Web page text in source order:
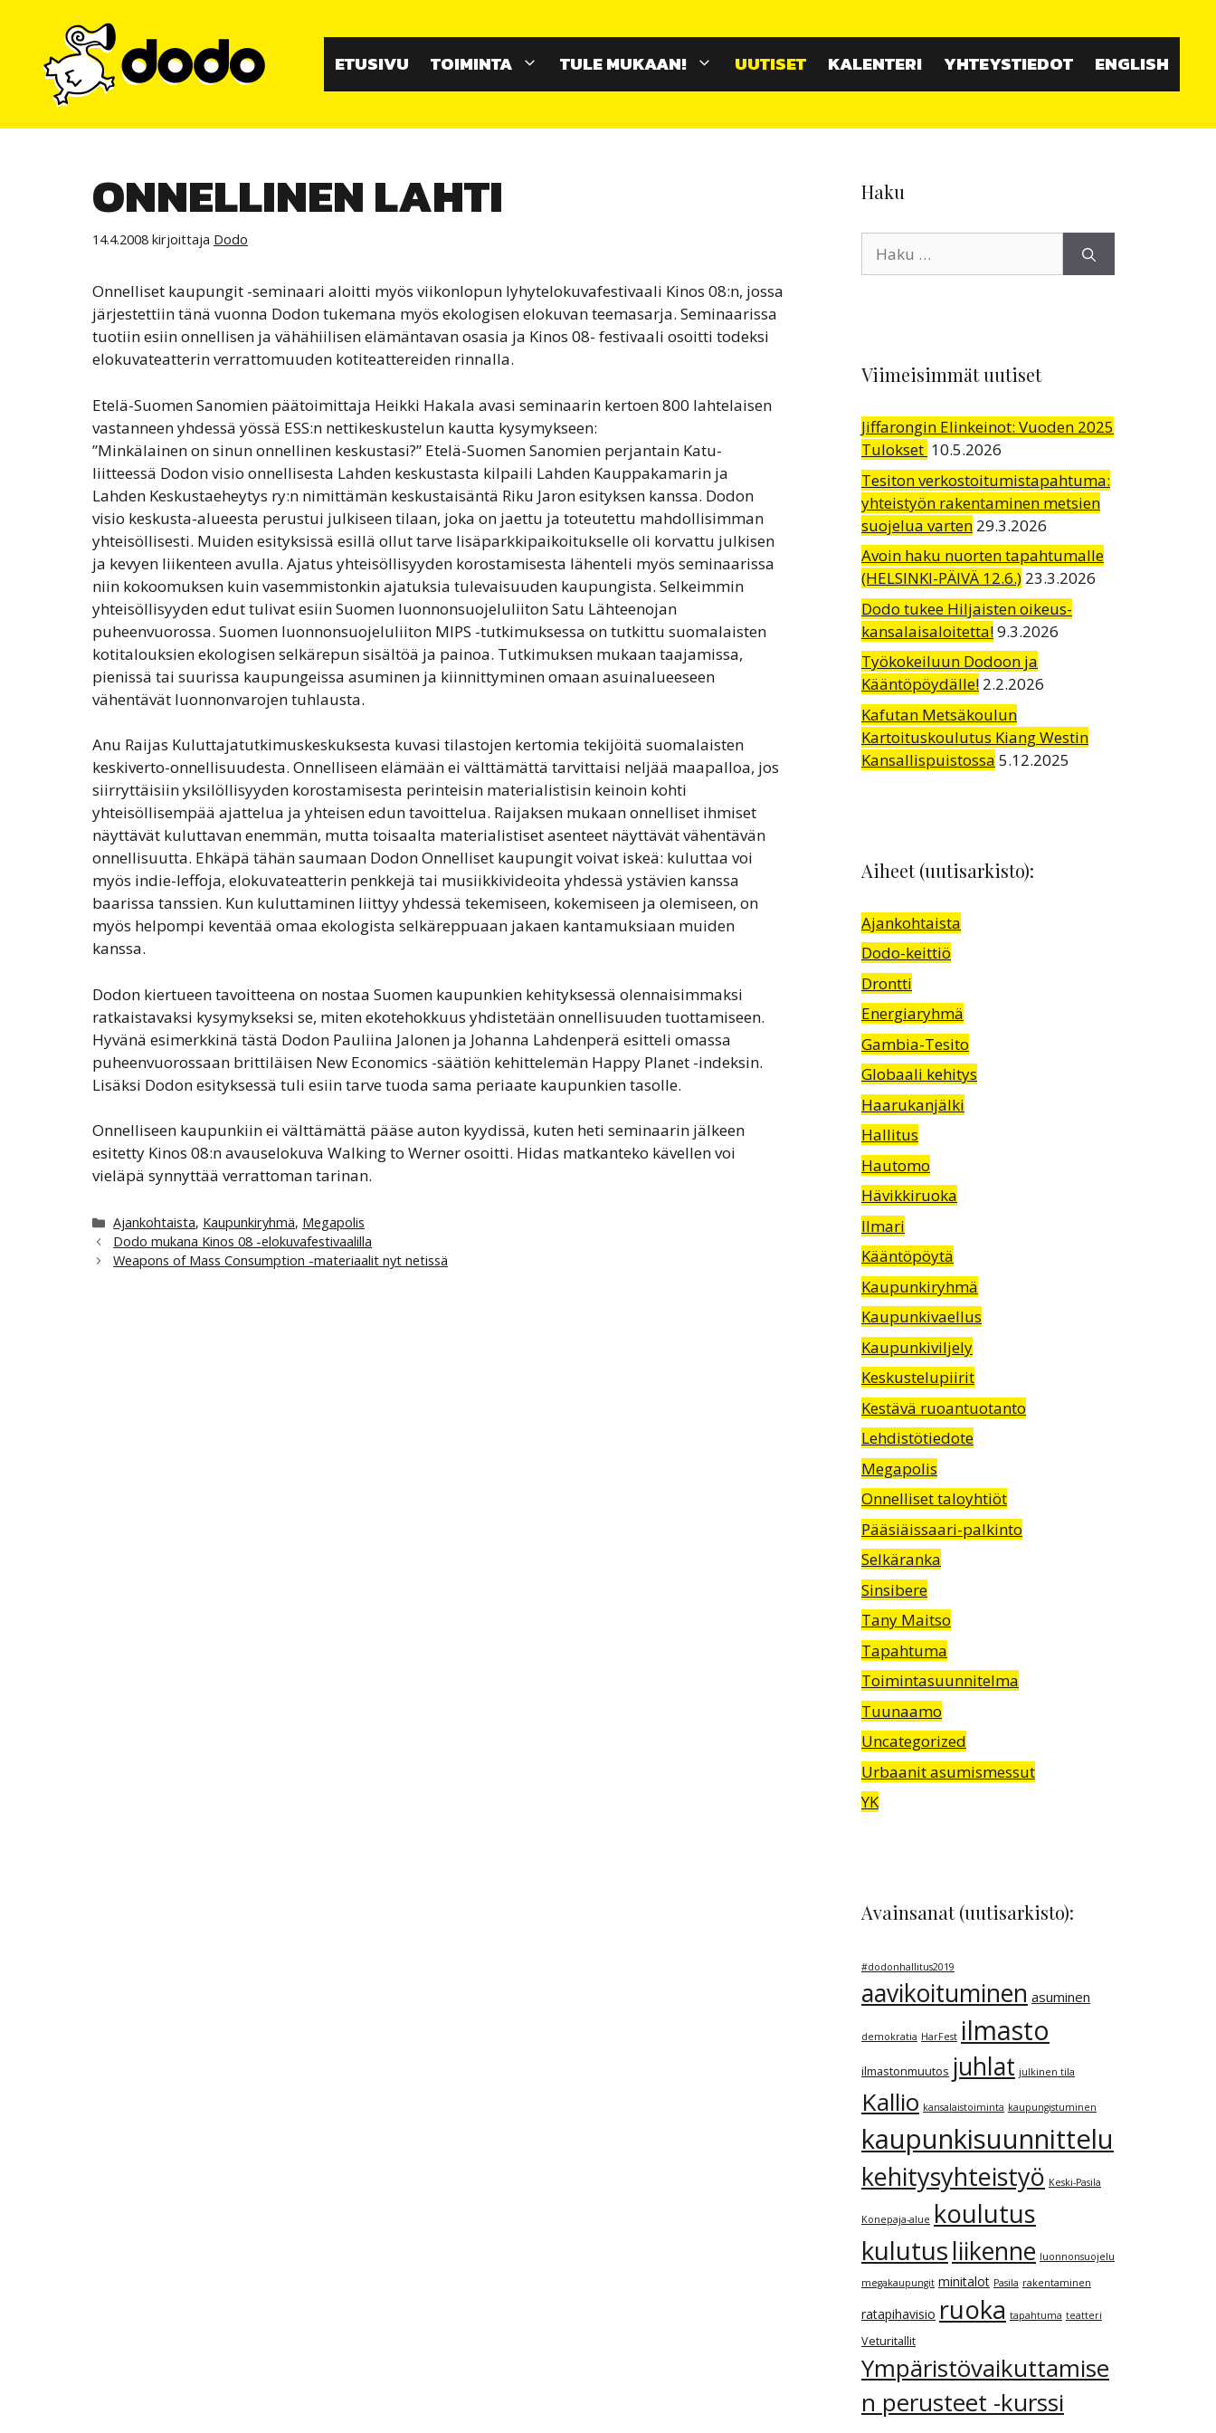
ETUSIVU TOIMINTA TULE MUKAAN! UUTISET KALENTERI YHTEYSTIEDOT ENGLISH
ONNELLINEN LAHTI
14.4.2008 kirjoittaja Dodo
Onnelliset kaupungit -seminaari aloitti myös viikonlopun lyhytelokuvafestivaali Kinos 08:n, jossa
järjestettiin tänä vuonna Dodon tukemana myös ekologisen elokuvan teemasarja. Seminaarissa
tuotiin esiin onnellisen ja vähähiilisen elämäntavan osasia ja Kinos 08- festivaali osoitti todeksi
elokuvateatterin verrattomuuden kotiteattereiden rinnalla.
Etelä-Suomen Sanomien päätoimittaja Heikki Hakala avasi seminaarin kertoen 800 lahtelaisen
vastanneen yhdessä yössä ESS:n nettikeskustelun kautta kysymykseen:
”Minkälainen on sinun onnellinen keskustasi?” Etelä-Suomen Sanomien perjantain Katu-
liitteessä Dodon visio onnellisesta Lahden keskustasta kilpaili Lahden Kauppakamarin ja
Lahden Keskustaeheytys ry:n nimittämän keskustaisäntä Riku Jaron esityksen kanssa. Dodon
visio keskusta-alueesta perustui julkiseen tilaan, joka on jaettu ja toteutettu mahdollisimman
yhteisöllisesti. Muiden esityksissä esillä ollut tarve lisäparkkipaikoitukselle oli korvattu julkisen
ja kevyen liikenteen avulla. Ajatus yhteisöllisyyden korostamisesta lähenteli myös seminaarissa
niin kokoomuksen kuin vasemmistonkin ajatuksia tulevaisuuden kaupungista. Selkeimmin
yhteisöllisyyden edut tulivat esiin Suomen luonnonsuojeluliiton Satu Lähteenojan
puheenvuorossa. Suomen luonnonsuojeluliiton MIPS -tutkimuksessa on tutkittu suomalaisten
kotitalouksien ekologisen selkärepun sisältöä ja painoa. Tutkimuksen mukaan taajamissa,
pienissä tai suurissa kaupungeissa asuminen ja kiinnittyminen omaan asuinalueeseen
vähentävät luonnonvarojen tuhlausta.
Anu Raijas Kuluttajatutkimuskeskuksesta kuvasi tilastojen kertomia tekijöitä suomalaisten
keskiverto-onnellisuudesta. Onnelliseen elämään ei välttämättä tarvittaisi neljää maapalloa, jos
siirryttäisiin yksilöllisyyden korostamisesta perinteisin materialistisin keinoin kohti
yhteisöllisempää ajattelua ja yhteisen edun tavoittelua. Raijaksen mukaan onnelliset ihmiset
näyttävät kuluttavan enemmän, mutta toisaalta materialistiset asenteet näyttävät vähentävän
onnellisuutta. Ehkäpä tähän saumaan Dodon Onnelliset kaupungit voivat iskeä: kuluttaa voi
myös indie-leffoja, elokuvateatterin penkkejä tai musiikkivideoita yhdessä ystävien kanssa
baarissa tanssien. Kun kuluttaminen liittyy yhdessä tekemiseen, kokemiseen ja olemiseen, on
myös helpompi keventää omaa ekologista selkäreppuaan jakaen kantamuksiaan muiden
kanssa.
Dodon kiertueen tavoitteena on nostaa Suomen kaupunkien kehityksessä olennaisimmaksi
ratkaistavaksi kysymykseksi se, miten ekotehokkuus yhdistetään onnellisuuden tuottamiseen.
Hyvänä esimerkkinä tästä Dodon Pauliina Jalonen ja Johanna Lahdenperä esitteli omassa
puheenvuorossaan brittiläisen New Economics -säätiön kehittelemän Happy Planet -indeksin.
Lisäksi Dodon esityksessä tuli esiin tarve tuoda sama periaate kaupunkien tasolle.
Onnelliseen kaupunkiin ei välttämättä pääse auton kyydissä, kuten heti seminaarin jälkeen
esitetty Kinos 08:n avauselokuva Walking to Werner osoitti. Hidas matkanteko kävellen voi
vieläpä synnyttää verrattoman tarinan.
Kategoriat
Ajankohtaista, Kaupunkiryhmä, Megapolis
Dodo mukana Kinos 08 -elokuvafestivaalilla
Weapons of Mass Consumption -materiaalit nyt netissä
Haku
Viimeisimmät uutiset
Jiffarongin Elinkeinot: Vuoden 2025
Tulokset 10.5.2026
Tesiton verkostoitumistapahtuma:
yhteistyön rakentaminen metsien
suojelua varten 29.3.2026
Avoin haku nuorten tapahtumalle
(HELSINKI-PÄIVÄ 12.6.) 23.3.2026
Dodo tukee Hiljaisten oikeus-
kansalaisaloitetta!9.3.2026
Työkokeiluun Dodoon ja
Kääntöpöydälle! 2.2.2026
Kafutan Metsäkoulun
Kartoituskoulutus Kiang Westin
Kansallispuistossa 5.12.2025
Aiheet (uutisarkisto):
Ajankohtaista
Dodo-keittiö
Drontti
Energiaryhmä
Gambia-Tesito
Globaali kehitys
Haarukanjälki
Hallitus
Hautomo
Hävikkiruoka
Ilmari
Kääntöpöytä
Kaupunkiryhmä
Kaupunkivaellus
Kaupunkiviljely
Keskustelupiirit
Kestävä ruoantuotanto
Lehdistötiedote
Megapolis
Onnelliset taloyhtiöt
Pääsiäissaari-palkinto
Selkäranka
Sinsibere
Tany Maitso
Tapahtuma
Toimintasuunnitelma
Tuunaamo
Uncategorized
Urbaanit asumismessut
YK
Avainsanat (uutisarkisto):
#dodonhallitus2019
aavikoituminen asuminen
demokratia HarFest ilmasto
ilmastonmuutos juhlat julkinen tila
Kallio kansalaistoiminta kaupungistuminen
kaupunkisuunnittelu
kehitysyhteistyö Keski-Pasila
Konepaja-alue koulutus
kulutusliikenne luonnonsuojelu
megakaupungit minitalot Pasila rakentaminen
ratapihavisio ruoka tapahtuma teatteri
Veturitallit
Ympäristövaikuttamise
n perusteet -kurssi